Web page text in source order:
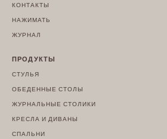
КОНТАКТЫ
НАЖИМАТЬ
ЖУРНАЛ
ПРОДУКТЫ
СТУЛЬЯ
ОБЕДЕННЫЕ СТОЛЫ
ЖУРНАЛЬНЫЕ СТОЛИКИ
КРЕСЛА И ДИВАНЫ
СПАЛЬНИ